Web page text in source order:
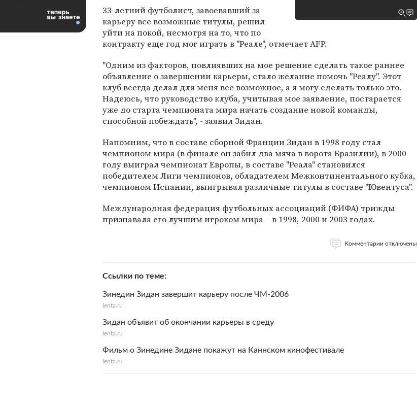
33-летний футболист, завоевавший за
карьеру все возможные титулы, решил
уйти на покой, несмотря на то, что по
контракту еще год мог играть в "Реале", отмечает AFP.
"Одним из факторов, повлиявших на мое решение сделать такое раннее
объявление о завершении карьеры, стало желание помочь "Реалу". Этот
клуб всегда делал для меня все возможное, а я могу сделать только это.
Надеюсь, что руководство клуба, учитывая мое заявление, постарается
уже до старта чемпионата мира начать создание новой команды,
способной побеждать", - заявил Зидан.
Напомним, что в составе сборной Франции Зидан в 1998 году стал
чемпионом мира (в финале он забил два мяча в ворота Бразилии), в 2000
году выиграл чемпионат Европы, в составе "Реала" становился
победителем Лиги чемпионов, обладателем Межконтинентального кубка,
чемпионом Испании, выигрывал различные титулы в составе "Ювентуса".
Международная федерация футбольных ассоциаций (ФИФА) трижды
признавала его лучшим игроком мира – в 1998, 2000 и 2003 годах.
Комментарии отключены
Ссылки по теме
Зинедин Зидан завершит карьеру после ЧМ-2006
lenta.ru
Зидан объявит об окончании карьеры в среду
lenta.ru
Фильм о Зинедине Зидане покажут на Каннском кинофестивале
lenta.ru